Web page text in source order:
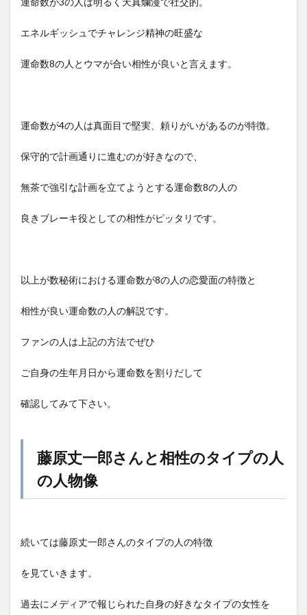
エネルギッシュでチャレンジ精神の旺盛な
運命数8の人とウマが合い相性が良いと言えます。
運命数が4の人は真面目で堅実、頼りがいがあるのが特徴。
保守的で計画通りに進むのが好きなので、
無茶で強引な計画を立てようとする運命数8の人の
良きブレーキ役としての相性がピッタリです。
以上が数秘術における運命数が8の人の恋愛面の特徴と
相性が良い運命数の人の解説です。
ファンの人は上記の方法でぜひ
ご自身の生年月日から運命数を割りだして
確認してみて下さい。
藤原丈一郎さんと相性のタイプの人
の人物像
続いては藤原丈一郎さんのタイプの人の特徴
を見ていきます。
過去にメディアで報じられた自身の好きなタイプの女性を